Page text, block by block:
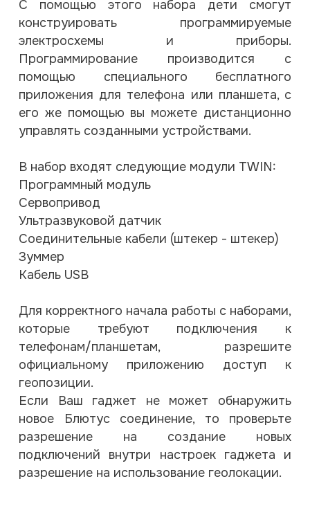
С помощью этого набора дети смогут
конструировать программируемые
электросхемы и приборы.
Программирование производится с
помощью специального бесплатного
приложения для телефона или планшета, с
его же помощью вы можете дистанционно
управлять созданными устройствами.
В набор входят следующие модули TWIN:
Программный модуль
Сервопривод
Ультразвуковой датчик
Соединительные кабели (штекер - штекер)
Зуммер
Кабель USB
Для корректного начала работы с наборами,
которые требуют подключения к
телефонам/планшетам, разрешите
официальному приложению доступ к
геопозиции.
Если Ваш гаджет не может обнаружить
новое Блютус соединение, то проверьте
разрешение на создание новых
подключений внутри настроек гаджета и
разрешение на использование геолокации.